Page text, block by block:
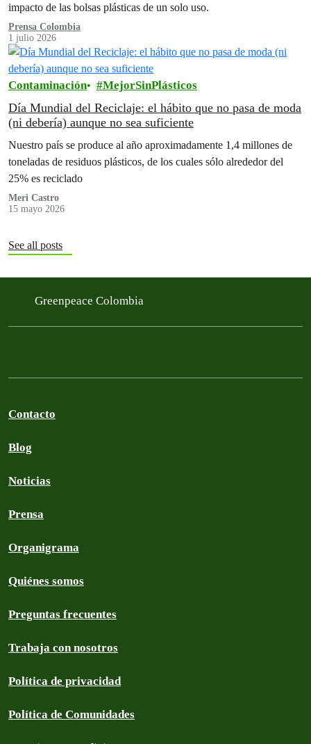
impacto de las bolsas plásticas de un solo uso.
Prensa Colombia
1 julio 2026
Contaminación MejorSinPlásticos
Día Mundial del Reciclaje: el hábito que no pasa de moda
(ni debería) aunque no sea suficiente
Nuestro país se produce al año aproximadamente 1,4 millones de
toneladas de residuos plásticos, de los cuales sólo alrededor del
25% es reciclado
Meri Castro
15 mayo 2026
See all posts
Greenpeace Colombia
Contacto
Blog
Noticias
Prensa
Organigrama
Quiénes somos
Preguntas frecuentes
Trabaja con nosotros
Política de privacidad
Política de Comunidades